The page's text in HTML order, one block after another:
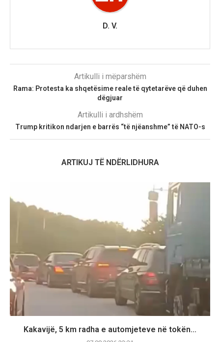
D. V.
Artikulli i mëparshëm
Rama: Protesta ka shqetësime reale të qytetarëve që duhen
dëgjuar
Artikulli i ardhshëm
Trump kritikon ndarjen e barrës “të njëanshme” të NATO-s
ARTIKUJ TË NDËRLIDHURA
Kakavijë, 5 km radha e automjeteve në tokën...